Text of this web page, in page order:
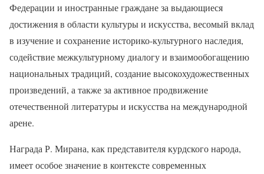
Федерации и иностранные граждане за выдающиеся
достижения в области культуры и искусства, весомый вклад
в изучение и сохранение историко-культурного наследия,
содействие межкультурному диалогу и взаимообогащению
национальных традиций, создание высокохудожественных
произведений, а также за активное продвижение
отечественной литературы и искусства на международной
арене.
Награда Р. Мирана, как представителя курдского народа,
имеет особое значение в контексте современных